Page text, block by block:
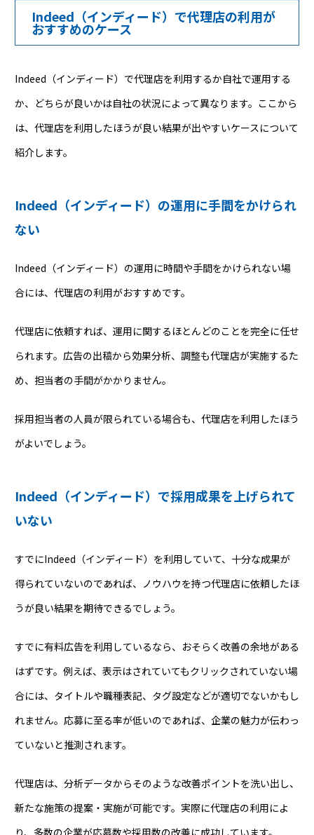
Indeed（インディード）で代理店の利用が
おすすめのケース
Indeed（インディード）で代理店を利用するか自社で運用する
か、どちらが良いかは自社の状況によって異なります。ここから
は、代理店を利用したほうが良い結果が出やすいケースについて
紹介します。
Indeed（インディード）の運用に手間をかけられ
ない
Indeed（インディード）の運用に時間や手間をかけられない場
合には、代理店の利用がおすすめです。
代理店に依頼すれば、運用に関するほとんどのことを完全に任せ
られます。広告の出稿から効果分析、調整も代理店が実施するた
め、担当者の手間がかかりません。
採用担当者の人員が限られている場合も、代理店を利用したほう
がよいでしょう。
Indeed（インディード）で採用成果を上げられて
いない
すでにIndeed（インディード）を利用していて、十分な成果が
得られていないのであれば、ノウハウを持つ代理店に依頼したほ
うが良い結果を期待できるでしょう。
すでに有料広告を利用しているなら、おそらく改善の余地がある
はずです。例えば、表示はされていてもクリックされていない場
合には、タイトルや職種表記、タグ設定などが適切でないかもし
れません。応募に至る率が低いのであれば、企業の魅力が伝わっ
ていないと推測されます。
代理店は、分析データからそのような改善ポイントを洗い出し、
新たな施策の提案・実施が可能です。実際に代理店の利用によ
り、多数の企業が応募数や採用数の改善に成功しています。